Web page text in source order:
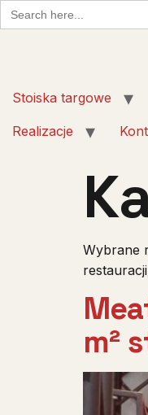
Search
for:
Stoiska targowe
Realizacje
Wybrane
m²